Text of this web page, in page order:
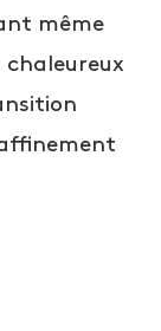
même
chaleureux